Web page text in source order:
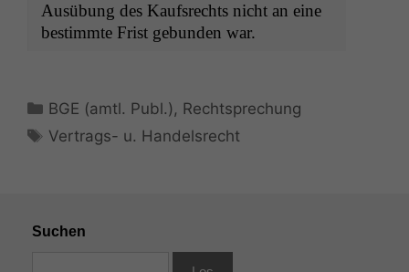
Ausübung des Kauf­s­rechts nicht an eine
bes­timmte Frist gebun­den war.
Kategorien
BGE (amtl. Publ.) , Rechtsprechung
Schlagwörter
Vertrags- u. Handelsrecht
Suchen